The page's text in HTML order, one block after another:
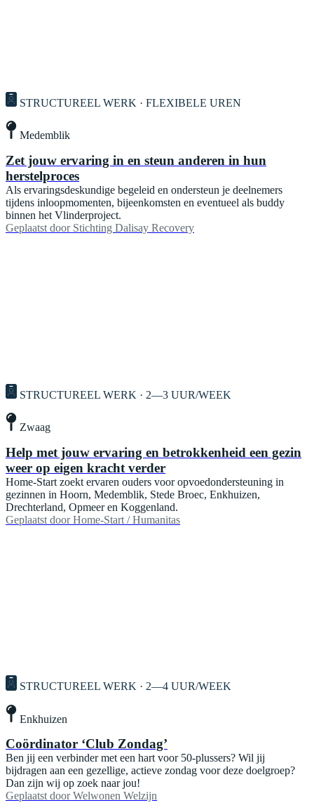
STRUCTUREEL WERK · FLEXIBELE UREN
Medemblik
Zet jouw ervaring in en steun anderen in hun
herstelproces
Als ervaringsdeskundige begeleid en ondersteun je deelnemers
tijdens inloopmomenten, bijeenkomsten en eventueel als buddy
binnen het Vlinderproject.
Geplaatst door Stichting Dalisay Recovery
STRUCTUREEL WERK · 2—3 UUR/WEEK
Zwaag
Help met jouw ervaring en betrokkenheid een gezin
weer op eigen kracht verder
Home-Start zoekt ervaren ouders voor opvoedondersteuning in
gezinnen in Hoorn, Medemblik, Stede Broec, Enkhuizen,
Drechterland, Opmeer en Koggenland.
Geplaatst door Home-Start / Humanitas
STRUCTUREEL WERK · 2—4 UUR/WEEK
Enkhuizen
Coördinator ‘Club Zondag’
Ben jij een verbinder met een hart voor 50-plussers? Wil jij
bijdragen aan een gezellige, actieve zondag voor deze doelgroep?
Dan zijn wij op zoek naar jou!
Geplaatst door Welwonen Welzijn